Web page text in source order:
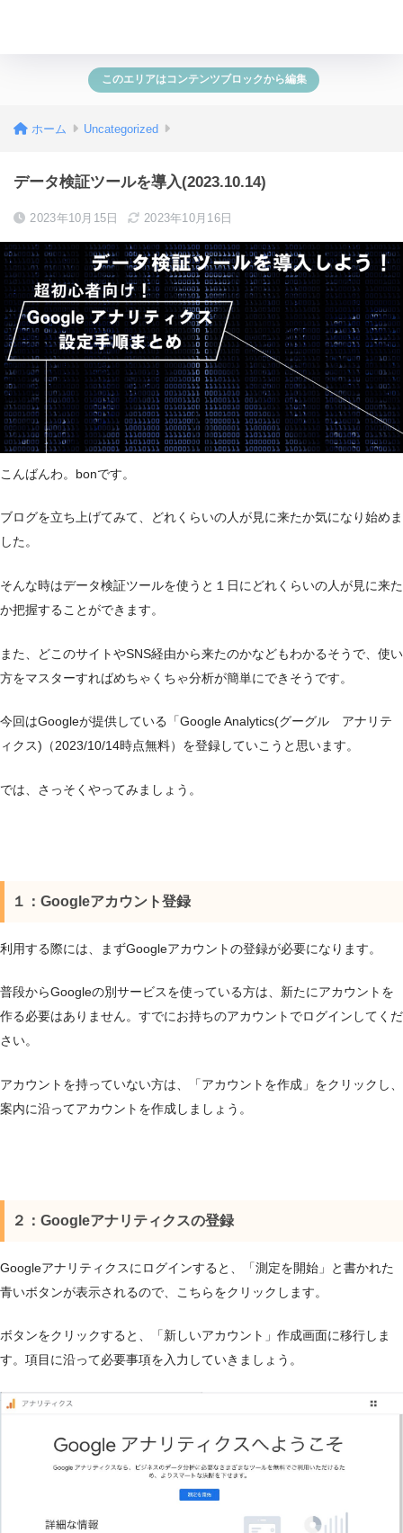
このエリアはコンテンツブロックから編集
ホーム Uncategorized
データ検証ツールを導入(2023.10.14)
2023年10月15日 2023年10月16日
こんばんわ。bonです。
ブログを立ち上げてみて、どれくらいの人が見に来たか気になり始めま
した。
そんな時はデータ検証ツールを使うと１日にどれくらいの人が見に来た
か把握することができます。
また、どこのサイトやSNS経由から来たのかなどもわかるそうで、使い
方をマスターすればめちゃくちゃ分析が簡単にできそうです。
今回はGoogleが提供している「Google Analytics(グーグル アナリテ
ィクス)（2023/10/14時点無料）を登録していこうと思います。
では、さっそくやってみましょう。
１：Googleアカウント登録
利用する際には、まずGoogleアカウントの登録が必要になります。
普段からGoogleの別サービスを使っている方は、新たにアカウントを
作る必要はありません。すでにお持ちのアカウントでログインしてくだ
さい。
アカウントを持っていない方は、「アカウントを作成」をクリックし、
案内に沿ってアカウントを作成しましょう。
２：Googleアナリティクスの登録
Googleアナリティクスにログインすると、「測定を開始」と書かれた
青いボタンが表示されるので、こちらをクリックします。
ボタンをクリックすると、「新しいアカウント」作成画面に移行しま
す。項目に沿って必要事項を入力していきましょう。